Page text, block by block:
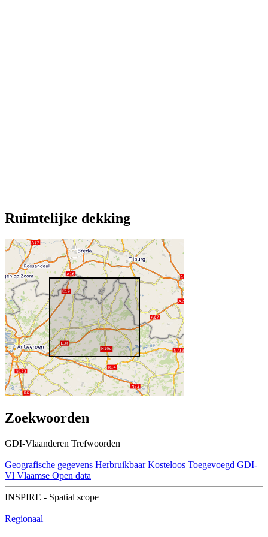
Ruimtelijke dekking
Zoekwoorden
GDI-Vlaanderen Trefwoorden
Geografische gegevens Herbruikbaar Kosteloos Toegevoegd GDI-
Vl Vlaamse Open data
INSPIRE - Spatial scope
Regionaal